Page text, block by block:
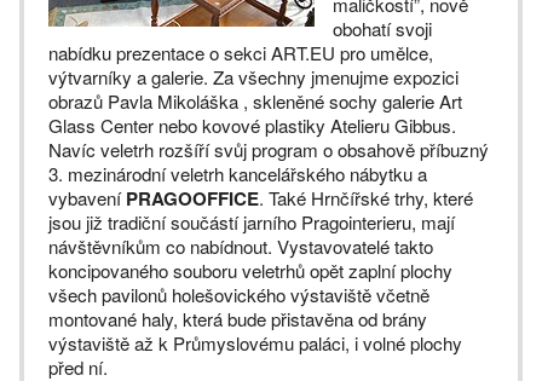
obohatí svoji
nabídku prezentace o sekci ART.EU pro umělce,
výtvarníky a galerie. Za všechny jmenujme expozici
obrazů Pavla Mikoláška , skleněné sochy galerie Art
Glass Center nebo kovové plastiky Atelieru Gibbus.
Navíc veletrh rozšíří svůj program o obsahově příbuzný
3. mezinárodní veletrh kancelářského nábytku a
vybaveníPRAGOOFFICE. Také Hrnčířské trhy, které
jsou již tradiční součástí jarního Pragointerieru, mají
návštěvníkům co nabídnout. Vystavovatelé takto
koncipovaného souboru veletrhů opět zaplní plochy
všech pavilonů holešovického výstaviště včetně
montované haly, která bude přistavěna od brány
výstaviště až k Průmyslovému paláci, i volné plochy
před ní.